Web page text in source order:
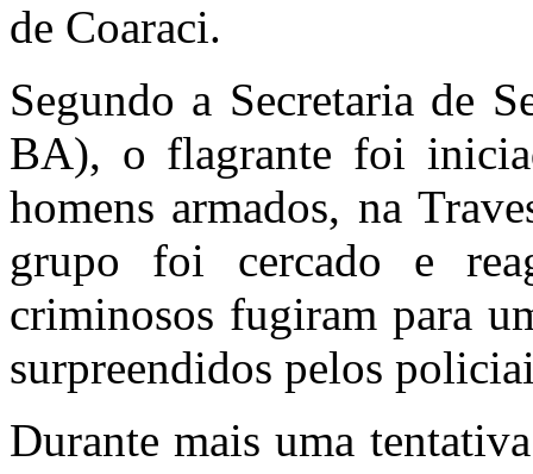
de Coaraci.
Segundo a Secretaria de
BA), o flagrante foi
homens armados, na
grupo foi cercado e
criminosos fugiram para
surpreendidos pelos
Durante mais uma